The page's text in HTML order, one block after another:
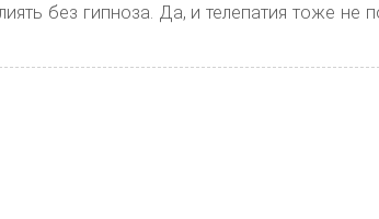
без гипноза. Да, и телепатия тоже не